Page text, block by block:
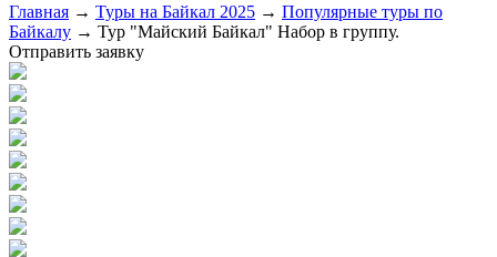
Главная → Туры на Байкал 2025 → Популярные туры по
Байкалу → Тур "Майский Байкал" Набор в группу.
Отправить заявку